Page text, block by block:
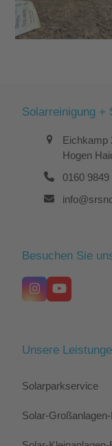
Solarreinigung +
Eichkamp
Hogen
0160 9849
Besuchen Sie
Instagram
YouTube
Unsere
Solarparkservice
Solar-